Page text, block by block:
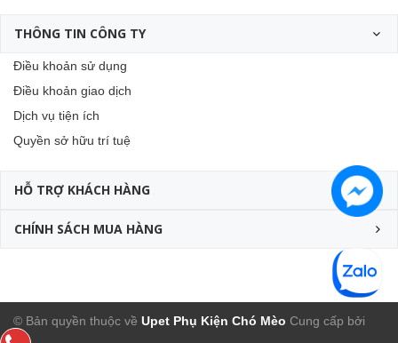
THÔNG TIN CÔNG TY
Điều khoản sử dụng
Điều khoản giao dịch
Dịch vụ tiện ích
Quyền sở hữu trí tuệ
HỖ TRỢ KHÁCH HÀNG
CHÍNH SÁCH MUA HÀNG
© Bản quyền thuộc về Upet Phụ Kiện Chó Mèo Cung cấp bởi